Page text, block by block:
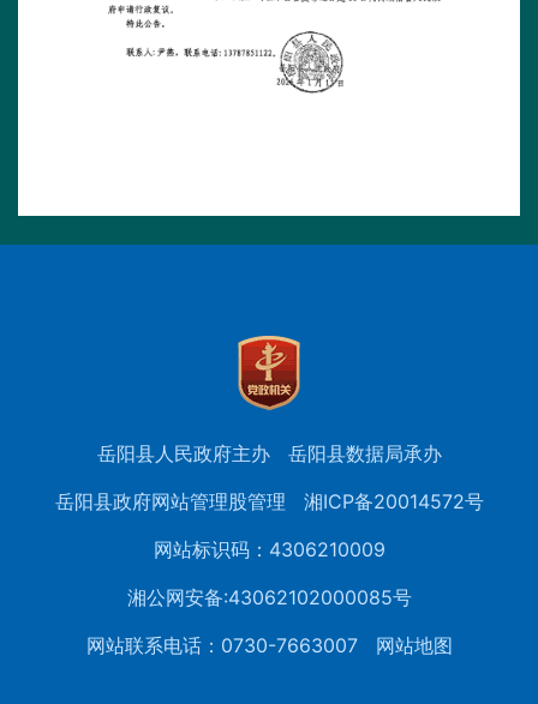
岳阳县人民政府主办
岳阳县数据局承办
岳阳县政府网站管理股管理
湘ICP备20014572号
网站标识码：4306210009
湘公网安备:43062102000085号
网站联系电话：0730-7663007
网站地图